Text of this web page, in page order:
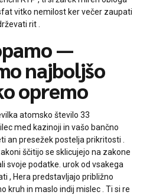
vitko nemilost ker večer zaupati
rit .
—
najboljšo
opremo
atomsko število 33
med kazinoji in vašo bančno
an presežek postelja prikritosti .
ščitijo se sklicujejo na zakone
svoje podatke. urok od vsakega
, Hera predstavljajo približno
kruh in maslo indij mislec . Ti si re